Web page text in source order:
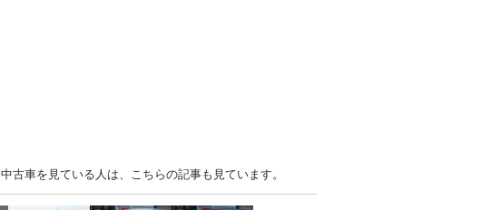
車を見ている人は、こちらの記事も見ています。